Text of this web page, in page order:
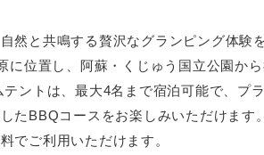
然と共鳴する贅沢なグランピング体験
に位置し、阿蘇・くじゅう国立公園か
ントは、最大4名まで宿泊可能で、プ
たBBQコースをお楽しみいただけます
でご利用いただけます。